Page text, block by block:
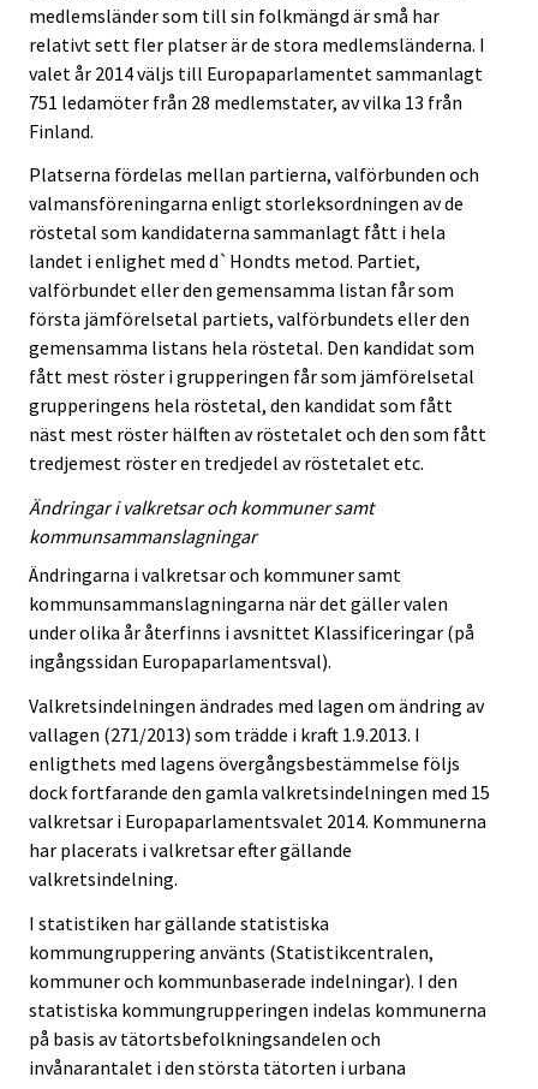
medlemsländer som till sin folkmängd är små har
relativt sett fler platser är de stora medlemsländerna. I
valet år 2014 väljs till Europaparlamentet sammanlagt
751 ledamöter från 28 medlemstater, av vilka 13 från
Finland.
Platserna fördelas mellan partierna, valförbunden och
valmansföreningarna enligt storleksordningen av de
röstetal som kandidaterna sammanlagt fått i hela
landet i enlighet med d`Hondts metod. Partiet,
valförbundet eller den gemensamma listan får som
första jämförelsetal partiets, valförbundets eller den
gemensamma listans hela röstetal. Den kandidat som
fått mest röster i grupperingen får som jämförelsetal
grupperingens hela röstetal, den kandidat som fått
näst mest röster hälften av röstetalet och den som fått
tredjemest röster en tredjedel av röstetalet etc.
Ändringar i valkretsar och kommuner samt
kommunsammanslagningar
Ändringarna i valkretsar och kommuner samt
kommunsammanslagningarna när det gäller valen
under olika år återfinns i avsnittet Klassificeringar (på
ingångssidan Europaparlamentsval).
Valkretsindelningen ändrades med lagen om ändring av
vallagen (271/2013) som trädde i kraft 1.9.2013. I
enligthets med lagens övergångsbestämmelse följs
dock fortfarande den gamla valkretsindelningen med 15
valkretsar i Europaparlamentsvalet 2014. Kommunerna
har placerats i valkretsar efter gällande
valkretsindelning.
I statistiken har gällande statistiska
kommungruppering använts (Statistikcentralen,
kommuner och kommunbaserade indelningar). I den
statistiska kommungrupperingen indelas kommunerna
på basis av tätortsbefolkningsandelen och
invånarantalet i den största tätorten i urbana